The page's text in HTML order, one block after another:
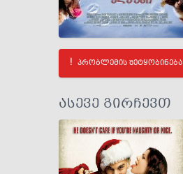
პრობლემის შეტყობინება
ასევე გირჩევთ